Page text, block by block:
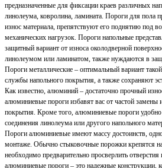
предназначенные для фиксации краев различных
линолеума, ковролина, ламината. Пороги для пола
износ материала, препятствуют его поднятию под
механических нагрузок. Пороги напольные
защитный вариант от износа околодверной
линолеумом или ламинатом, также нуждаются в
Пороги металлические – оптимальный вариант
службы напольного покрытия, а также сохраняют
Как известно, алюминий – достаточно прочный
алюминиевые пороги избавят вас от частой замены
покрытия. Кроме того, алюминиевые пороги удобно
соединения линолеума или другого напольного
Пороги алюминиевые имеют массу достоинств,
монтаже. Обычно стыковочные порожки крепятся
необходимо предварительно просверлить
алюминиевые пороги – это надежные конструкции,